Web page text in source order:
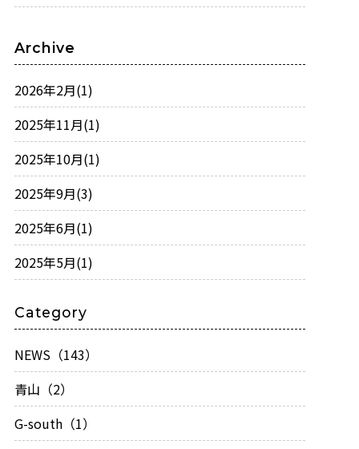
Archive
2026年2月(1)
2025年11月(1)
2025年10月(1)
2025年9月(3)
2025年6月(1)
2025年5月(1)
Category
NEWS（143）
青山（2）
G-south（1）